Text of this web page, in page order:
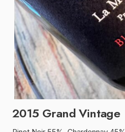
2015 Grand Vintage